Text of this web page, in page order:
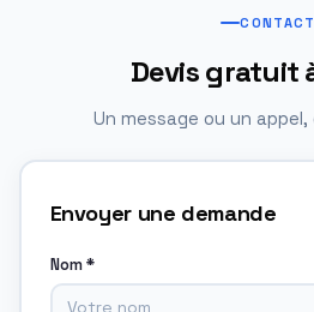
CONTACT
Devis gratuit
Un message ou un
Envoyer une demande
Nom *